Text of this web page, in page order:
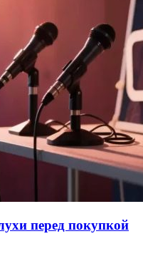
перед покупкой